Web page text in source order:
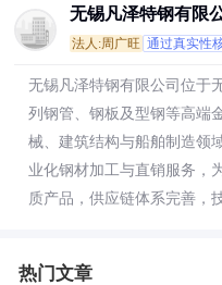
无锡凡泽特钢有限
法人:周广旺 通过真实性
无锡凡泽特钢有限公司位于
列钢管、钢板及型钢等高端
械、建筑结构与船舶制造领
业化钢材加工与直销服务，
质产品，供应链体系完善，
热门文章